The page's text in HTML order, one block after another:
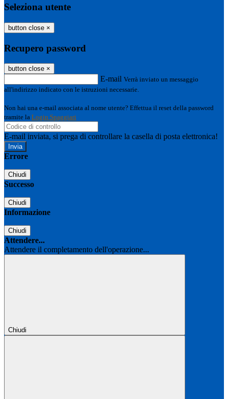
Seleziona utente
button close ×
Recupero password
button close ×
E-mail Verrà inviato un messaggio
all'indirizzo indicato con le istruzioni necessarie.
Non hai una e-mail associata al nome utente? Effettua il reset della password
tramite la Login Spaggiari
E-mail inviata, si prega di controllare la casella di posta elettronica!
Errore
Chiudi
Successo
Chiudi
Informazione
Chiudi
Attendere...
Attendere il completamento dell'operazione...
Chiudi